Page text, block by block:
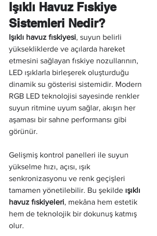
Işıklı Havuz Fıskiye
Sistemleri Nedir?
Işıklı havuz fıskiyesi, suyun belirli
yüksekliklerde ve açılarda hareket
etmesini sağlayan fıskiye nozullarının,
LED ışıklarla birleşerek oluşturduğu
dinamik su gösterisi sistemidir. Modern
RGB LED teknolojisi sayesinde renkler
suyun ritmine uyum sağlar, akışın her
aşaması bir sahne performansı gibi
görünür.
Gelişmiş kontrol panelleri ile suyun
yükselme hızı, açısı, ışık
senkronizasyonu ve renk geçişleri
tamamen yönetilebilir. Bu şekilde ışıklı
havuz fıskiyeleri, mekâna hem estetik
hem de teknolojik bir dokunuş katmış
olur.